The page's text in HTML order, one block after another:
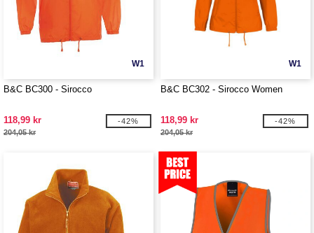
W1
B&C BC300 - Sirocco
118,99 kr
204,05 kr
-42%
W1
B&C BC302 - Sirocco Women
118,99 kr
204,05 kr
-42%